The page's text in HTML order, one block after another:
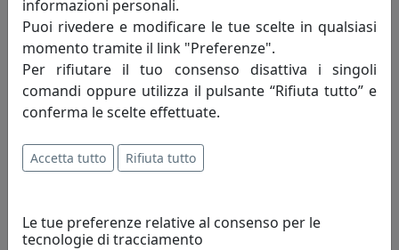
LAMPADA A SOSPENSIONE CILINDRO STRETTO C2500-ROC
COLLEZIONE PI FINITURA ROSSO CORALLO
253,00 €
informazioni personali.
Puoi rivedere e modificare le tue scelte in qualsiasi
momento tramite il link "Preferenze".
Per rifiutare il tuo consenso disattiva i singoli
comandi oppure utilizza il pulsante “Rifiuta tutto” e
conferma le scelte effettuate.
Accetta tutto Rifiuta tutto
Le tue preferenze relative al consenso per le
tecnologie di tracciamento